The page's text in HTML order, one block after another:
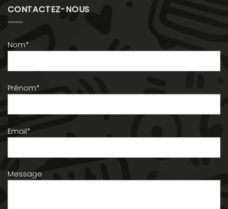
CONTACTEZ-NOUS
Nom*
Prénom*
Email*
Message